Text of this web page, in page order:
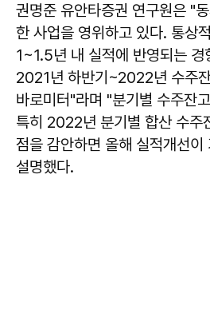
권명준 유안타증권 연구원은 "
한 사업을 영위하고 있다. 통상
1~1.5년 내 실적에 반영되는 경
2021년 하반기~2022년 수주
바로미터"라며 "분기별 수주잔
특히 2022년 분기별 합산 수
점을 감안하면 올해 실적개선
설명했다.